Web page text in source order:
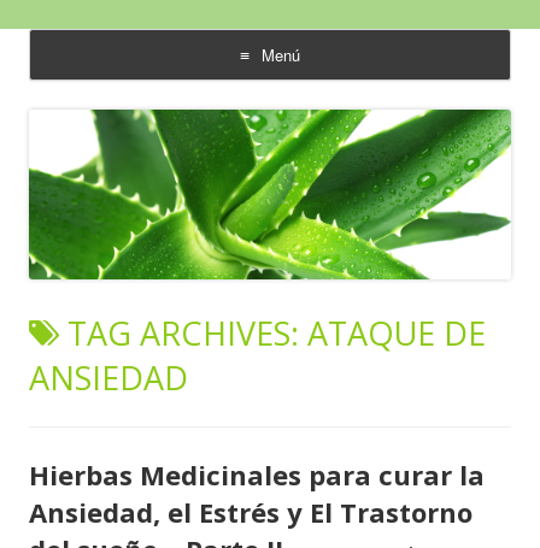
Aloe Vera y Calidad de Vida
Menú
saltar
contenido
TAG ARCHIVES: ATAQUE DE
ANSIEDAD
Hierbas Medicinales para curar la
Ansiedad, el Estrés y El Trastorno